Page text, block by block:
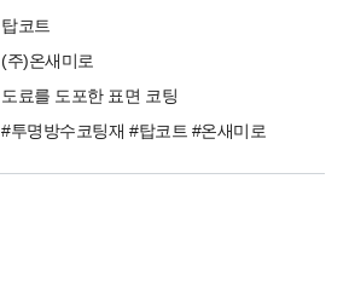
탑코트
(주)온새미로
도료를 도포한 표면 코팅
#투명방수코팅재 #탑코트 #온새미로